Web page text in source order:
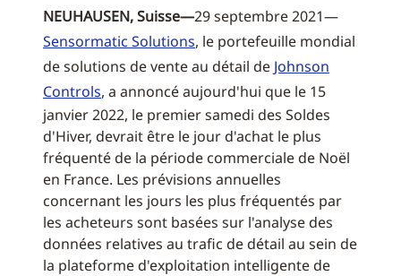
NEUHAUSEN, Suisse—29 septembre 2021—
Sensormatic Solutions, le portefeuille mondial
de solutions de vente au détail de Johnson
Controls, a annoncé aujourd'hui que le 15
janvier 2022, le premier samedi des Soldes
d'Hiver, devrait être le jour d'achat le plus
fréquenté de la période commerciale de Noël
en France. Les prévisions annuelles
concernant les jours les plus fréquentés par
les acheteurs sont basées sur l'analyse des
données relatives au trafic de détail au sein de
la plateforme d'exploitation intelligente de